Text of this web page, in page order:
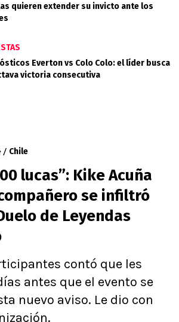
quieren extender su invicto ante los
Everton vs Colo Colo: el líder busca
victoria consecutiva
Chile
lucas”: Kike Acuña
se infiltró
de Leyendas
contó que les
antes que el evento se
nuevo aviso. Le dio con